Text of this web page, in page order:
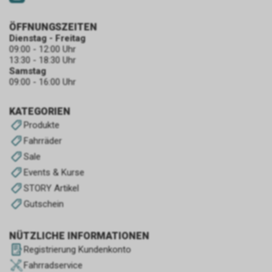
KATEGORIEN
Produkte
Fahrräder
Sale
Events & Kurse
STORY Artikel
Gutschein
NÜTZLICHE INFORMATIONEN
Registrierung Kundenkonto
Fahrradservice
ÖFFNUNGSZEITEN
Dienstag - Freitag
09:00 - 12:00 Uhr
13:30 - 18:30 Uhr
Samstag
09:00 - 16:00 Uhr